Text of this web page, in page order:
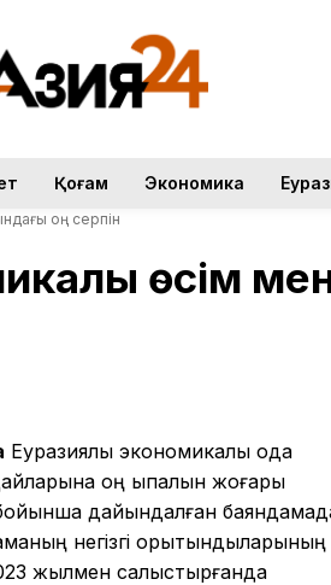
Қоғам Экономика
оң серпін
өсім
Еуразиялық экономикалық одақ
оң ықпалын жоғары
дайындалған
негізгі қорытындыларының
жылмен салыстырғанда